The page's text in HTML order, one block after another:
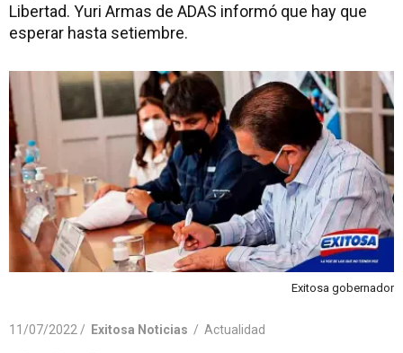
Libertad. Yuri Armas de ADAS informó que hay que
esperar hasta setiembre.
Exitosa gobernador
11/07/2022 / Exitosa Noticias / Actualidad